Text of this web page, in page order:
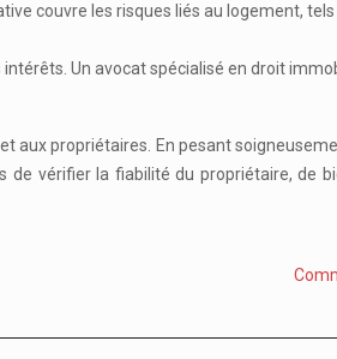
couvre les risques liés au logement,
Un avocat spécialisé en droit
aux propriétaires. En pesant
de vérifier la fiabilité du propriétaire, de